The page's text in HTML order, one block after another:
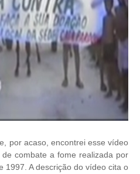
por acaso, encontrei esse vídeo
combate a fome realizada por
1997. A descrição do vídeo cita o